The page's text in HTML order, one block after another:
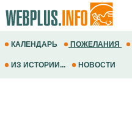
КАЛЕНДАРЬ ПОЖЕЛАНИЯ
ИЗ ИСТОРИИ... НОВОСТИ